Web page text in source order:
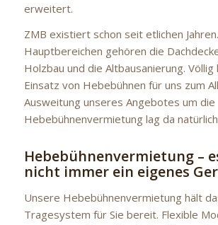
erweitert.
ZMB existiert schon seit etlichen
Hauptbereichen gehören die
Holzbau und die Altbausanierung.
Einsatz von Hebebühnen für uns zum
Ausweitung unseres Angebotes um die
Hebebühnenvermietung lag da
Hebebühnenvermietung –
nicht immer ein eigenes
Unsere Hebebühnenvermietung hält
Tragesystem für Sie bereit. Flexible